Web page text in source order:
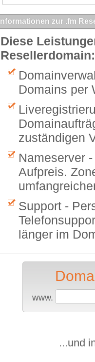
Informationen zur .fm
Diese
Resellerdomain:
Domains per
zuständigen
Nameserver
Aufpreis.
Support -
länger im
www.
...und